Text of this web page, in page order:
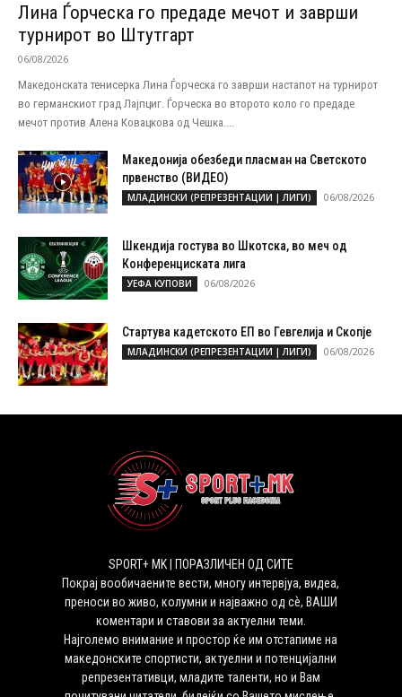
Лина Ѓорческа го предаде мечот и заврши
турнирот во Штутгарт
06/08/2026
Македонската тенисерка Лина Ѓорческа го заврши настапот на турнирот
во германскиот град Лајпциг. Ѓорческа во второто коло го предаде
мечот против Алена Ковацкова од Чешка....
Македонија обезбеди пласман на Светското
првенство (ВИДЕО)
МЛАДИНСКИ (РЕПРЕЗЕНТАЦИИ | ЛИГИ) 06/08/2026
Шкендија гостува во Шкотска, во меч од
Конференциската лига
УЕФА КУПОВИ 06/08/2026
Стартува кадетското ЕП во Гевгелија и Скопје
МЛАДИНСКИ (РЕПРЕЗЕНТАЦИИ | ЛИГИ) 06/08/2026
SPORT+ MK | ПОРАЗЛИЧЕН ОД СИТЕ
Покрај вообичаените вести, многу интервјуа, видеа,
преноси во живо, колумни и најважно од сѐ, ВАШИ
коментари и ставови за актуелни теми.
Најголемо внимание и простор ќе им отстапиме на
македонските спортисти, актуелни и потенцијални
репрезентативци, младите таленти, но и Вам